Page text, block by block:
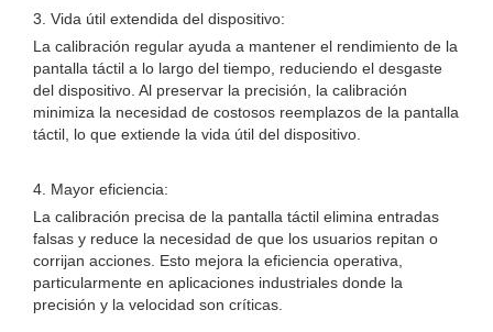
3. Vida útil extendida del dispositivo:
La calibración regular ayuda a mantener el rendimiento de la
pantalla táctil a lo largo del tiempo, reduciendo el desgaste
del dispositivo. Al preservar la precisión, la calibración
minimiza la necesidad de costosos reemplazos de la pantalla
táctil, lo que extiende la vida útil del dispositivo.
4. Mayor eficiencia:
La calibración precisa de la pantalla táctil elimina entradas
falsas y reduce la necesidad de que los usuarios repitan o
corrijan acciones. Esto mejora la eficiencia operativa,
particularmente en aplicaciones industriales donde la
precisión y la velocidad son críticas.